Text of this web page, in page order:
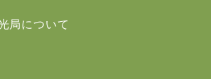
局について